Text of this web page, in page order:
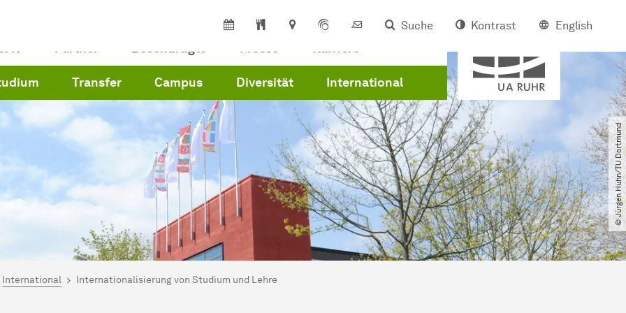
Suche Kontrast English
Partner Beschäftigte Presse Karriere
Transfer Campus Diversität International
© Jürgen Huhn​/​TU Dortmund
hier:
International Internationalisierung von Studium und Lehre